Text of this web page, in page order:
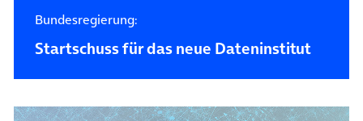
Bundesregierung:
Startschuss für das neue Dateninstitut